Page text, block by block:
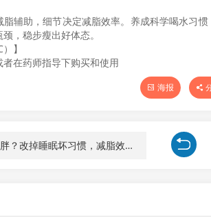
脂辅助，细节决定减脂效率。养成科学喝水习
，稳步瘦出好体态。
】
在药师指导下购买和使用
海报
熬夜为什么会发胖？改掉睡眠坏习惯，减脂效率翻倍